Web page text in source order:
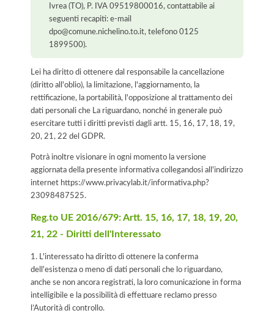
Ivrea (TO), P. IVA 09519800016, contattabile ai
seguenti recapiti: e-mail
dpo@comune.nichelino.to.it, telefono 0125
1899500).
Lei ha diritto di ottenere dal responsabile la cancellazione
(diritto all'oblio), la limitazione, l'aggiornamento, la
rettificazione, la portabilità, l'opposizione al trattamento dei
dati personali che La riguardano, nonché in generale può
esercitare tutti i diritti previsti dagli artt. 15, 16, 17, 18, 19,
20, 21, 22 del GDPR.
Potrà inoltre visionare in ogni momento la versione
aggiornata della presente informativa collegandosi all'indirizzo
internet https://www.privacylab.it/informativa.php?
23098487525.
Reg.to UE 2016/679: Artt. 15, 16, 17, 18, 19, 20,
21, 22 - Diritti dell'Interessato
1. L'interessato ha diritto di ottenere la conferma
dell'esistenza o meno di dati personali che lo riguardano,
anche se non ancora registrati, la loro comunicazione in forma
intelligibile e la possibilità di effettuare reclamo presso
l’Autorità di controllo.